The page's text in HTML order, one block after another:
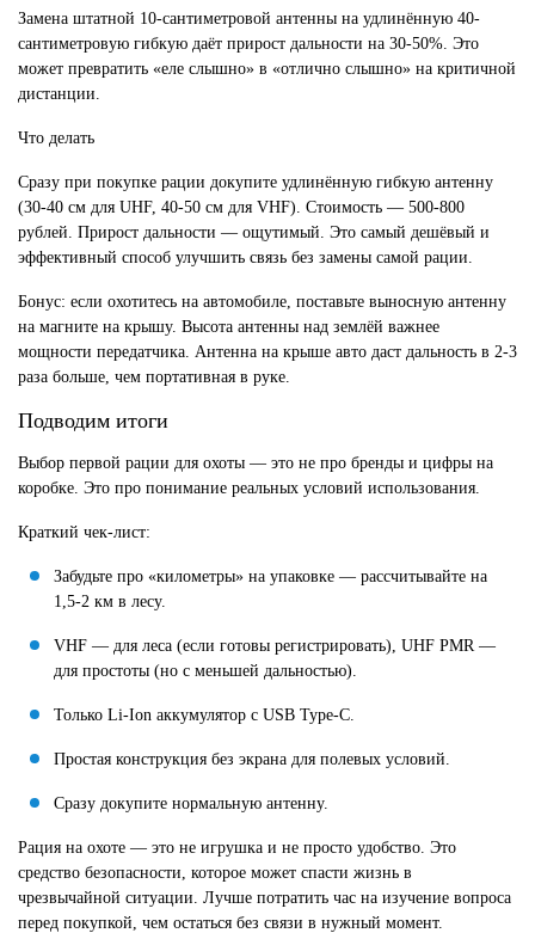
Замена штатной 10-сантиметровой антенны на удлинённую 40-
сантиметровую гибкую даёт прирост дальности на 30-50%. Это
может превратить «еле слышно» в «отлично слышно» на критичной
дистанции.
Что делать
Сразу при покупке рации докупите удлинённую гибкую антенну
(30-40 см для UHF, 40-50 см для VHF). Стоимость — 500-800
рублей. Прирост дальности — ощутимый. Это самый дешёвый и
эффективный способ улучшить связь без замены самой рации.
Бонус: если охотитесь на автомобиле, поставьте выносную антенну
на магните на крышу. Высота антенны над землёй важнее
мощности передатчика. Антенна на крыше авто даст дальность в 2-3
раза больше, чем портативная в руке.
Подводим итоги
Выбор первой рации для охоты — это не про бренды и цифры на
коробке. Это про понимание реальных условий использования.
Краткий чек-лист:
Забудьте про «километры» на упаковке — рассчитывайте на
1,5-2 км в лесу.
VHF — для леса (если готовы регистрировать), UHF PMR —
для простоты (но с меньшей дальностью).
Только Li-Ion аккумулятор с USB Type-C.
Простая конструкция без экрана для полевых условий.
Сразу докупите нормальную антенну.
Рация на охоте — это не игрушка и не просто удобство. Это
средство безопасности, которое может спасти жизнь в
чрезвычайной ситуации. Лучше потратить час на изучение вопроса
перед покупкой, чем остаться без связи в нужный момент.